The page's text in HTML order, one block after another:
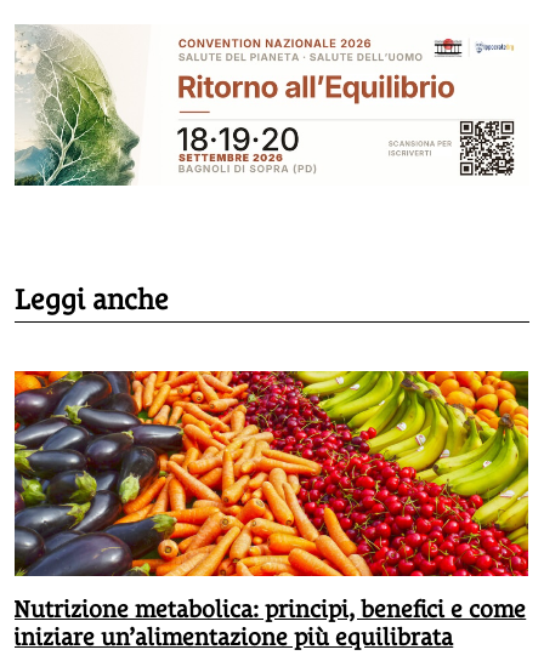
Leggi anche
Nutrizione metabolica: principi, benefici e come
iniziare un’alimentazione più equilibrata